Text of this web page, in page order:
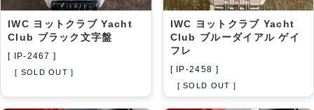
IWC ヨットクラブ Yacht
Club ブラック文字盤
[ IP-2467 ]
[ SOLD OUT ]
IWC ヨットクラブ Yacht
Club ブルーダイアル ゲイ
フレ
[ IP-2458 ]
[ SOLD OUT ]